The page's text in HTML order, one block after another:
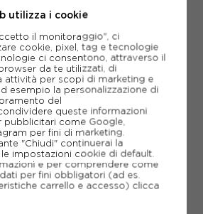
ESCLUSE LE SPESE DI SPEDIZIONE.
A PARTIRE DA 99,00€
MARTEDÌ 11 AGOSTO.ORDINA ENTRO
in magazzino!
utilizza i cookie
il monitoraggio", ci
cookie, pixel, tag e tecnologie
ci consentono, attraverso il
da te utilizzati, di
attività per scopi di marketing e
esempio la personalizzazione di
del
queste informazioni
pubblicitari come Google,
per fini di marketing.
"Chiudi" continuerai la
impostazioni cookie di default.
e per comprendere come
per fini obbligatori (ad es.
carrello e accesso) clicca